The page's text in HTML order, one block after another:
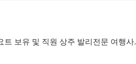
보유 및 직원 상주 발리전문 여행사.